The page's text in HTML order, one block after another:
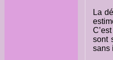
La
sont
sans